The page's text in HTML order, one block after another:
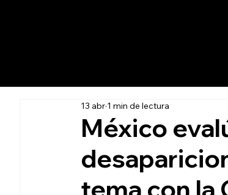
México
13 abr 1 min de lectura